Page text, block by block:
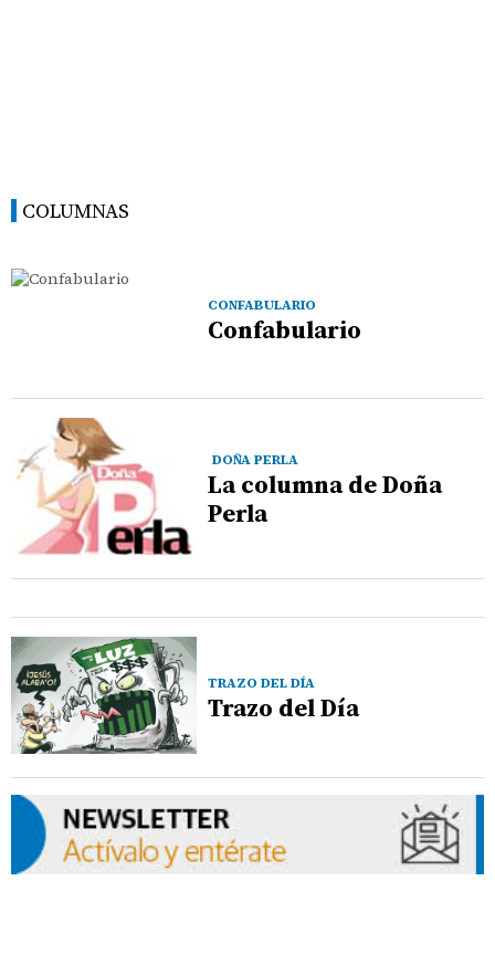
COLUMNAS
CONFABULARIO
Confabulario
DOÑA PERLA
La columna de Doña
Perla
TRAZO DEL DÍA
Trazo del Día